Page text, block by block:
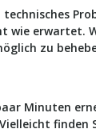
erwartet.
zu
Minuten
finden